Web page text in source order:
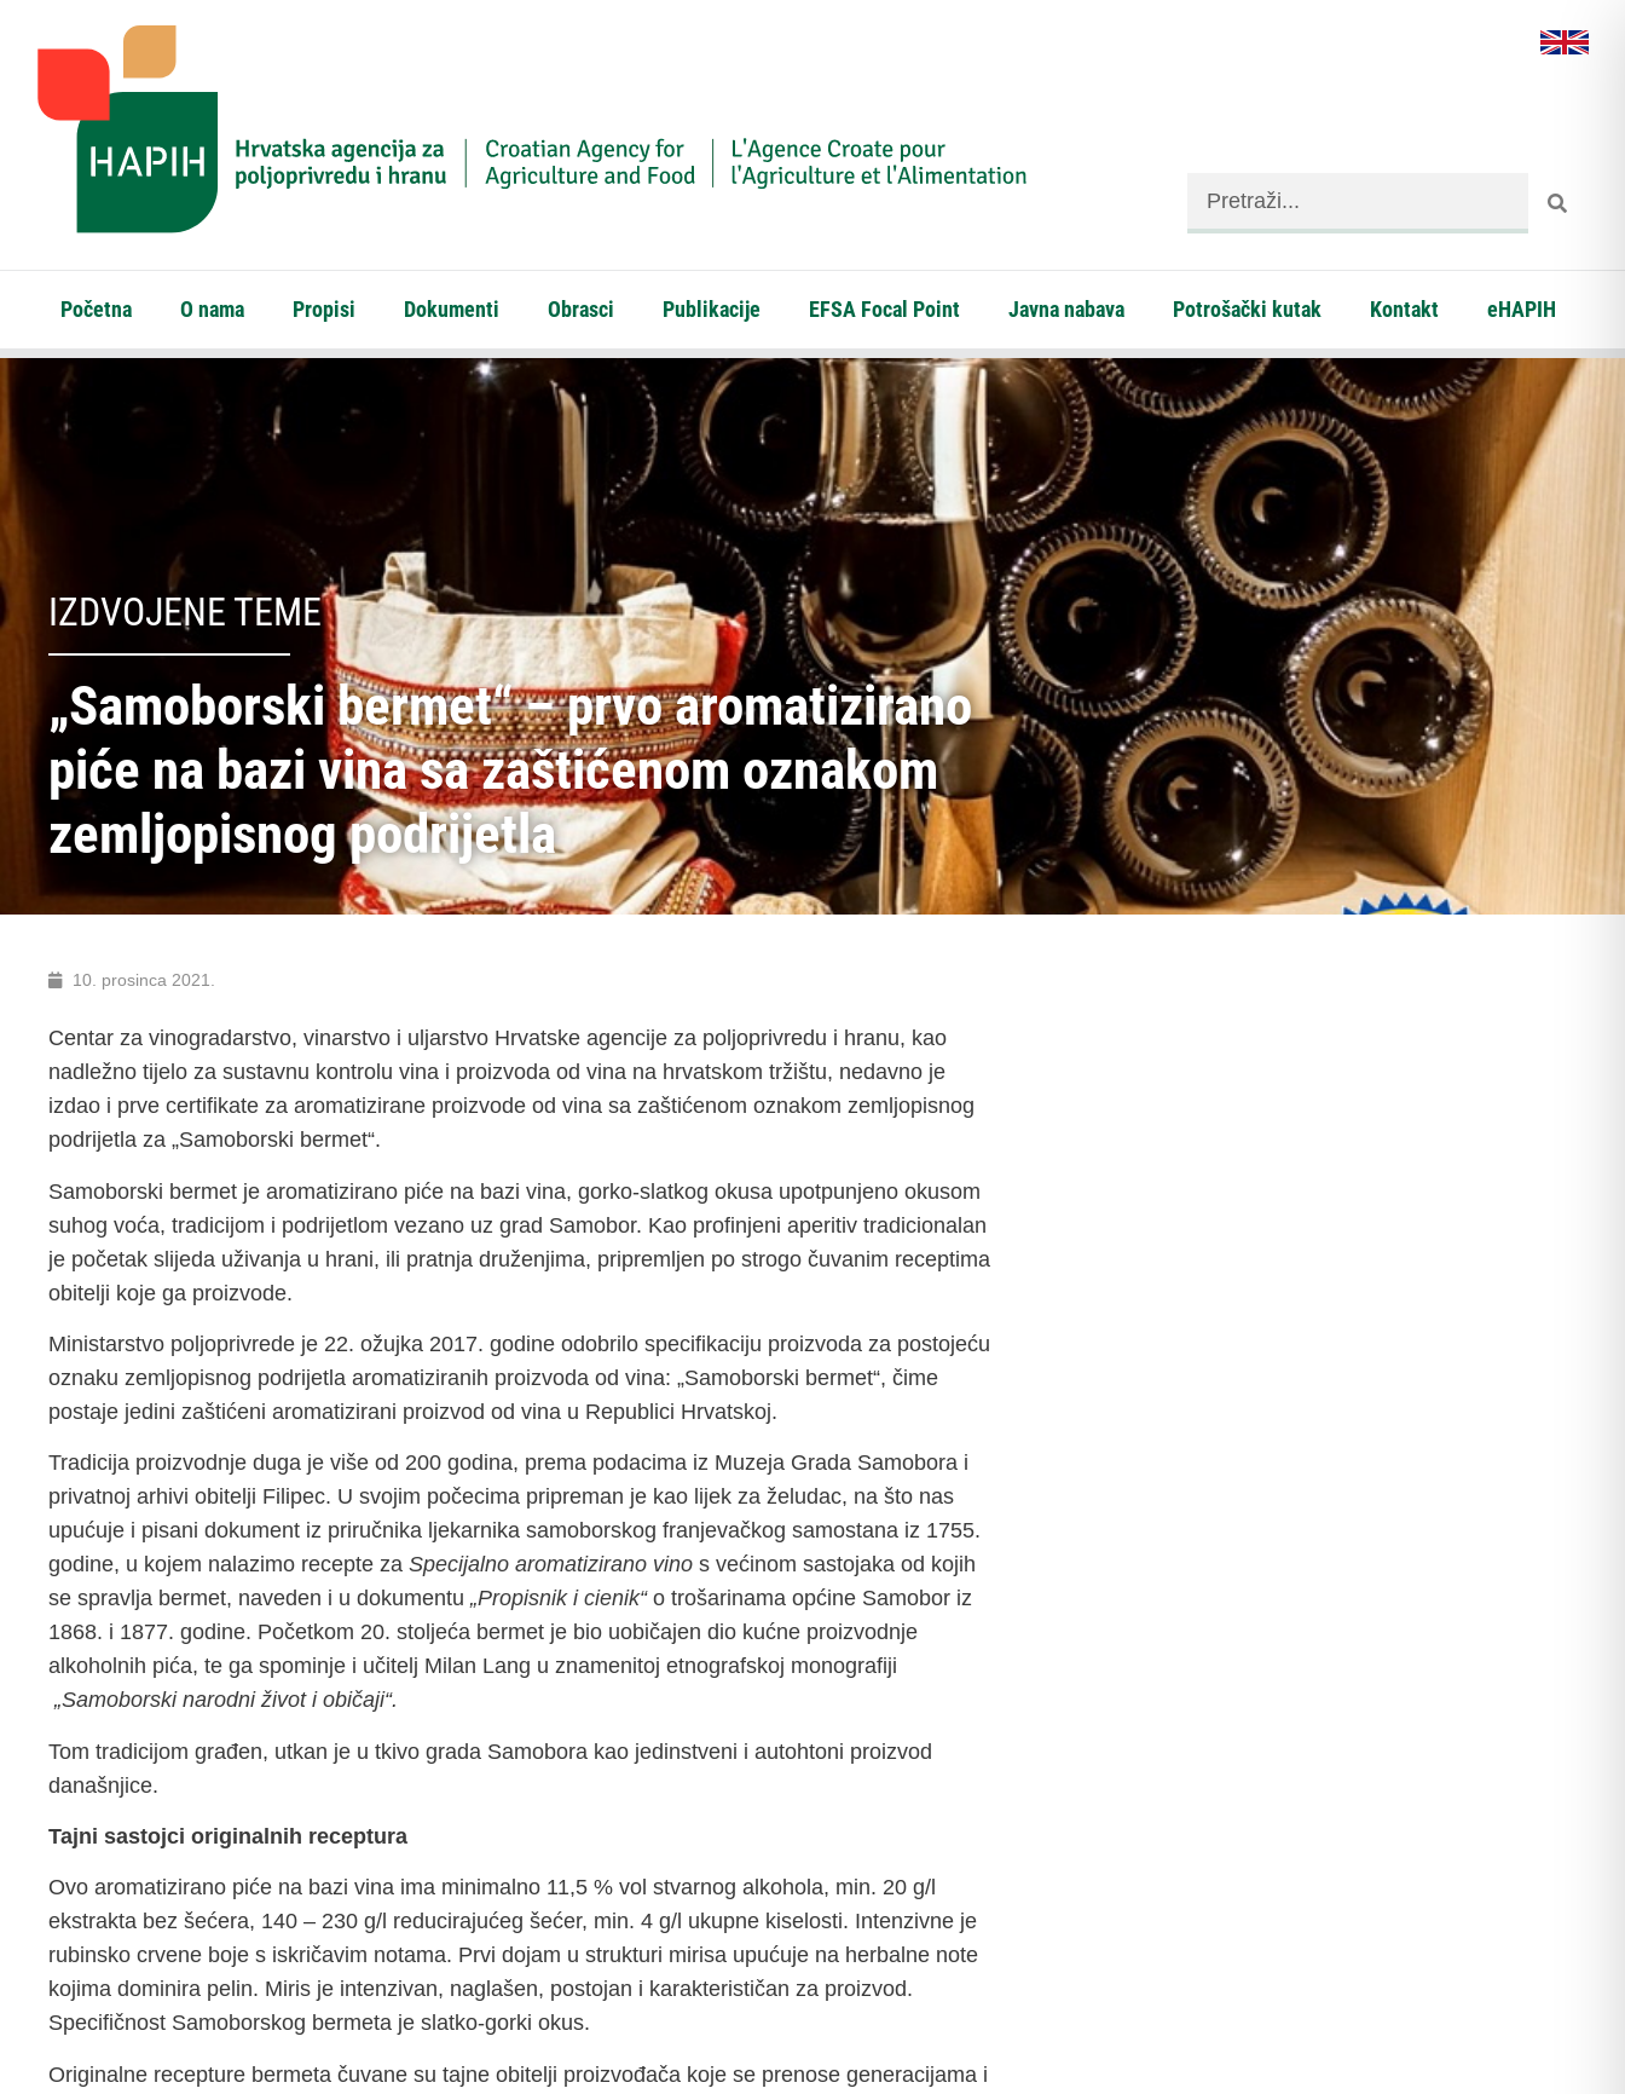
Početna O nama Propisi Dokumenti Obrasci Publikacije EFSA Focal Point Javna nabava Potrošački kutak Kontakt eHAPIH
IZDVOJENE TEME
„Samoborski bermet“ – prvo aromatizirano
piće na bazi vina sa zaštićenom oznakom
zemljopisnog podrijetla
10. prosinca 2021.
Centar za vinogradarstvo, vinarstvo i uljarstvo Hrvatske agencije za poljoprivredu i hranu, kao
nadležno tijelo za sustavnu kontrolu vina i proizvoda od vina na hrvatskom tržištu, nedavno je
izdao i prve certifikate za aromatizirane proizvode od vina sa zaštićenom oznakom zemljopisnog
podrijetla za „Samoborski bermet“.
Samoborski bermet je aromatizirano piće na bazi vina, gorko-slatkog okusa upotpunjeno okusom
suhog voća, tradicijom i podrijetlom vezano uz grad Samobor. Kao profinjeni aperitiv tradicionalan
je početak slijeda uživanja u hrani, ili pratnja druženjima, pripremljen po strogo čuvanim receptima
obitelji koje ga proizvode.
Ministarstvo poljoprivrede je 22. ožujka 2017. godine odobrilo specifikaciju proizvoda za postojeću
oznaku zemljopisnog podrijetla aromatiziranih proizvoda od vina: „Samoborski bermet“, čime
postaje jedini zaštićeni aromatizirani proizvod od vina u Republici Hrvatskoj.
Tradicija proizvodnje duga je više od 200 godina, prema podacima iz Muzeja Grada Samobora i
privatnoj arhivi obitelji Filipec. U svojim počecima pripreman je kao lijek za želudac, na što nas
upućuje i pisani dokument iz priručnika ljekarnika samoborskog franjevačkog samostana iz 1755.
godine, u kojem nalazimo recepte za Specijalno aromatizirano vino s većinom sastojaka od kojih
se spravlja bermet, naveden i u dokumentu „Propisnik i cienik“ o trošarinama općine Samobor iz
1868. i 1877. godine. Početkom 20. stoljeća bermet je bio uobičajen dio kućne proizvodnje
alkoholnih pića, te ga spominje i učitelj Milan Lang u znamenitoj etnografskoj monografiji
„Samoborski narodni život i običaji“.
Tom tradicijom građen, utkan je u tkivo grada Samobora kao jedinstveni i autohtoni proizvod
današnjice.
Tajni sastojci originalnih receptura
Ovo aromatizirano piće na bazi vina ima minimalno 11,5 % vol stvarnog alkohola, min. 20 g/l
ekstrakta bez šećera, 140 – 230 g/l reducirajućeg šećer, min. 4 g/l ukupne kiselosti. Intenzivne je
rubinsko crvene boje s iskričavim notama. Prvi dojam u strukturi mirisa upućuje na herbalne note
kojima dominira pelin. Miris je intenzivan, naglašen, postojan i karakterističan za proizvod.
Specifičnost Samoborskog bermeta je slatko-gorki okus.
Originalne recepture bermeta čuvane su tajne obitelji proizvođača koje se prenose generacijama i